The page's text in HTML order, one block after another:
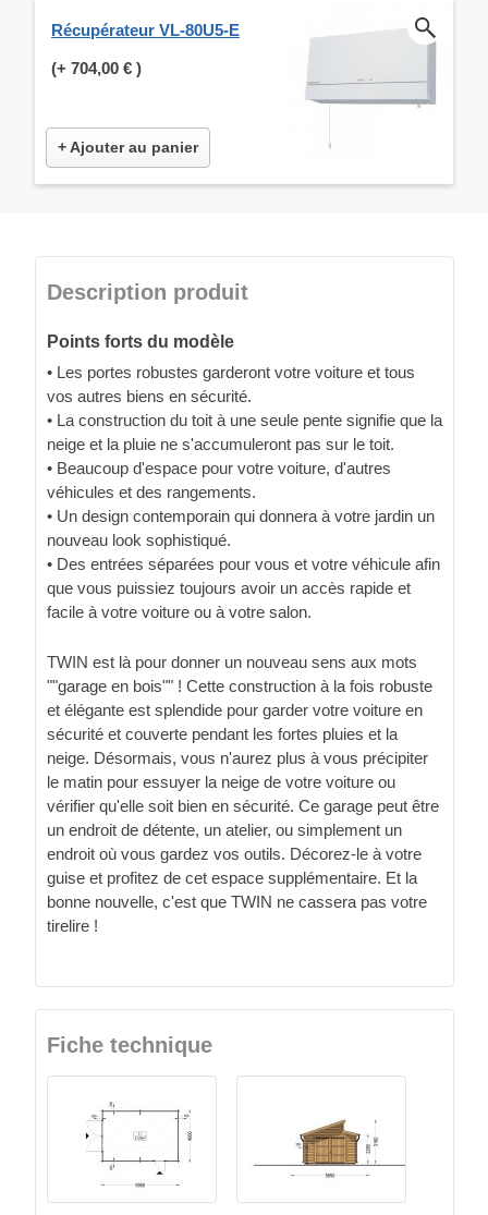
Récupérateur VL-80U5-E
(+ 704,00 € )
+ Ajouter au panier
Description produit
Points forts du modèle
• Les portes robustes garderont votre voiture et tous
vos autres biens en sécurité.
• La construction du toit à une seule pente signifie que la
neige et la pluie ne s'accumuleront pas sur le toit.
• Beaucoup d'espace pour votre voiture, d'autres
véhicules et des rangements.
• Un design contemporain qui donnera à votre jardin un
nouveau look sophistiqué.
• Des entrées séparées pour vous et votre véhicule afin
que vous puissiez toujours avoir un accès rapide et
facile à votre voiture ou à votre salon.
TWIN est là pour donner un nouveau sens aux mots
""garage en bois"" ! Cette construction à la fois robuste
et élégante est splendide pour garder votre voiture en
sécurité et couverte pendant les fortes pluies et la
neige. Désormais, vous n'aurez plus à vous précipiter
le matin pour essuyer la neige de votre voiture ou
vérifier qu'elle soit bien en sécurité. Ce garage peut être
un endroit de détente, un atelier, ou simplement un
endroit où vous gardez vos outils. Décorez-le à votre
guise et profitez de cet espace supplémentaire. Et la
bonne nouvelle, c'est que TWIN ne cassera pas votre
tirelire !
Fiche technique